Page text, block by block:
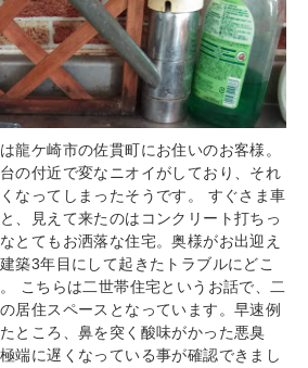
龍ケ崎市の佐貫町にお住いのお客様。
の付近で変なニオイがしており、それ
なってしまったそうです。 すぐさま車
、見えて来たのはコンクリート打ちっ
とてもお洒落な住宅。奥様がお出迎え
築3年目にして起きたトラブルにどこ
こちらは二世帯住宅というお話で、二
居住スペースとなっています。早速例
ところ、鼻を突く酸味がかった悪臭
端に遅くなっている事が確認できまし